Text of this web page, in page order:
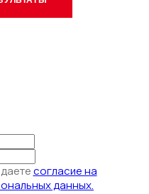
согласие на
данных.